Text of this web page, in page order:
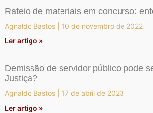
Rateio de materiais em concurso:
Agnaldo Bastos
10 de novembro de 2022
Ler artigo »
Demissão de servidor público pode
Justiça?
Agnaldo Bastos
17 de abril de 2023
Ler artigo »